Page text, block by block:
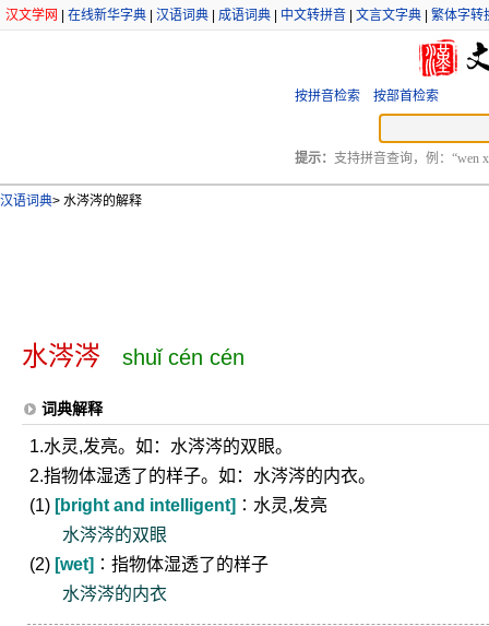
汉文学网 在线新华字典 汉语词典 成语词典 中文转拼音 文言文字典 繁体字转
按拼音检索 按部首检索
提示： 支持拼音查询，例：“wen
汉语词典> 水涔涔的解释
水涔涔 shuǐ cén cén
词典解释
1.水灵,发亮。如：水涔涔的双眼。
2.指物体湿透了的样子。如：水涔涔的内衣。
(1) [bright and intelligent] ∶水灵,发亮
水涔涔的双眼
(2) [wet] ∶指物体湿透了的样子
水涔涔的内衣